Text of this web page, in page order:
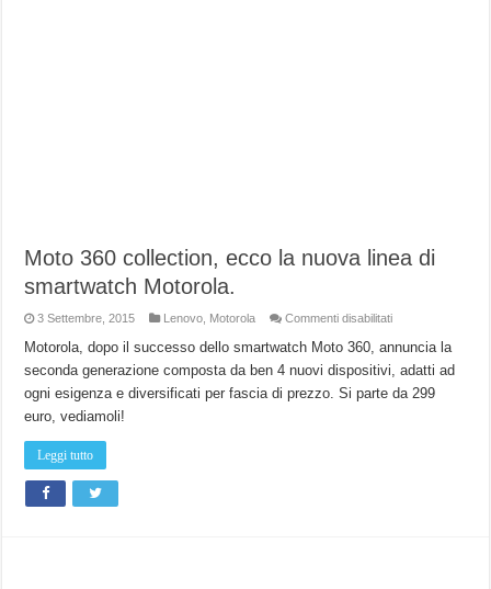
Moto 360 collection, ecco la nuova linea di
smartwatch Motorola.
3 Settembre, 2015 Lenovo Motorola Commenti disabilitatisu
360
collection,
ecco
nuova
Motorola, dopo il successo dello smartwatch Moto 360, annuncia la
seconda generazione composta da ben 4 nuovi dispositivi, adatti ad
ogni esigenza e diversificati per fascia di prezzo. Si parte da 299
euro, vediamoli!
Leggi tutto